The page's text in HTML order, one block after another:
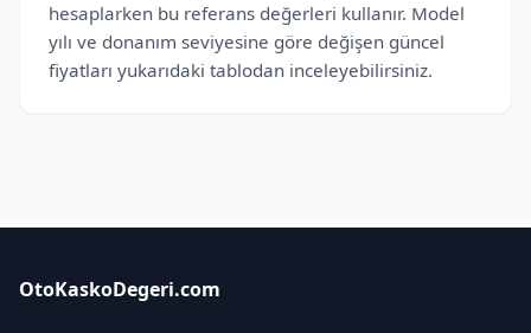
hesaplarken bu referans değerleri kullanır. Model
yılı ve donanım seviyesine göre değişen güncel
fiyatları yukarıdaki tablodan inceleyebilirsiniz.
OtoKaskoDegeri.com